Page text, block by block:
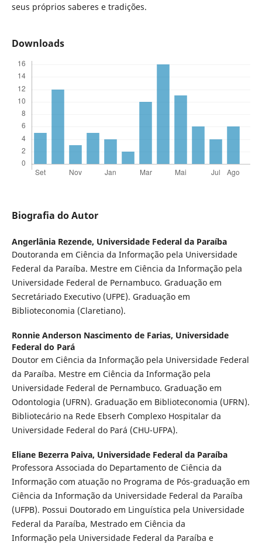
seus próprios saberes e tradições.
Downloads
Biografia do Autor
Angerlânia Rezende, Universidade Federal da Paraíba
Doutoranda em Ciência da Informação pela Universidade
Federal da Paraíba. Mestre em Ciência da Informação pela
Universidade Federal de Pernambuco. Graduação em
Secretáriado Executivo (UFPE). Graduação em
Biblioteconomia (Claretiano).
Ronnie Anderson Nascimento de Farias, Universidade
Federal do Pará
Doutor em Ciência da Informação pela Universidade Federal
da Paraíba. Mestre em Ciência da Informação pela
Universidade Federal de Pernambuco. Graduação em
Odontologia (UFRN). Graduação em Biblioteconomia (UFRN).
Bibliotecário na Rede Ebserh Complexo Hospitalar da
Universidade Federal do Pará (CHU-UFPA).
Eliane Bezerra Paiva, Universidade Federal da Paraíba
Professora Associada do Departamento de Ciência da
Informação com atuação no Programa de Pós-graduação em
Ciência da Informação da Universidade Federal da Paraíba
(UFPB). Possui Doutorado em Linguística pela Universidade
Federal da Paraíba, Mestrado em Ciência da
Informação pela Universidade Federal da Paraíba e